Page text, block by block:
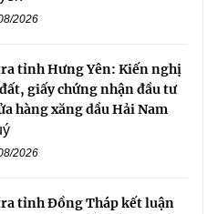
2026
tỉnh Hưng Yên: Kiến nghị
giấy chứng nhận đầu tư
hàng xăng dầu Hải Nam
2026
tỉnh Đồng Tháp kết luận